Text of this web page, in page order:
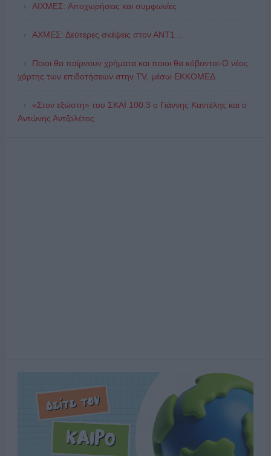
ΑΙΧΜΕΣ: Αποχωρήσεις και συμφωνίες
ΑΧΜΕΣ: Δεύτερες σκέψεις στον ΑΝΤ1...
Ποιοι θα παίρνουν χρήματα και ποιοι θα κόβονται-Ο νέος
χάρτης των επιδοτήσεων στην TV, μέσω ΕΚΚΟΜΕΔ
«Στον εξώστη» του ΣΚΑΪ 100.3 ο Γιάννης Καντέλης και ο
Αντώνης Αντζολέτος